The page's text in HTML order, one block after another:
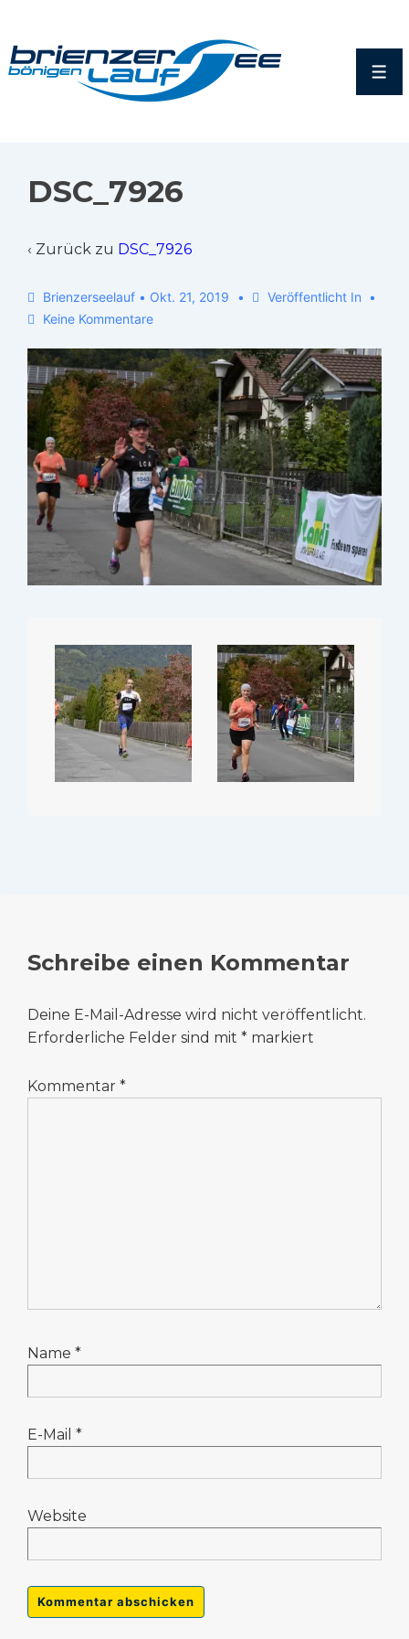
DSC_7926
‹ Zurück zu DSC_7926
Brienzerseelauf • Okt. 21, 2019
Veröffentlicht In
Keine Kommentare
Schreibe einen Kommentar
Deine E-Mail-Adresse wird nicht veröffentlicht.
Erforderliche Felder sind mit * markiert
Kommentar *
Name *
E-Mail *
Website